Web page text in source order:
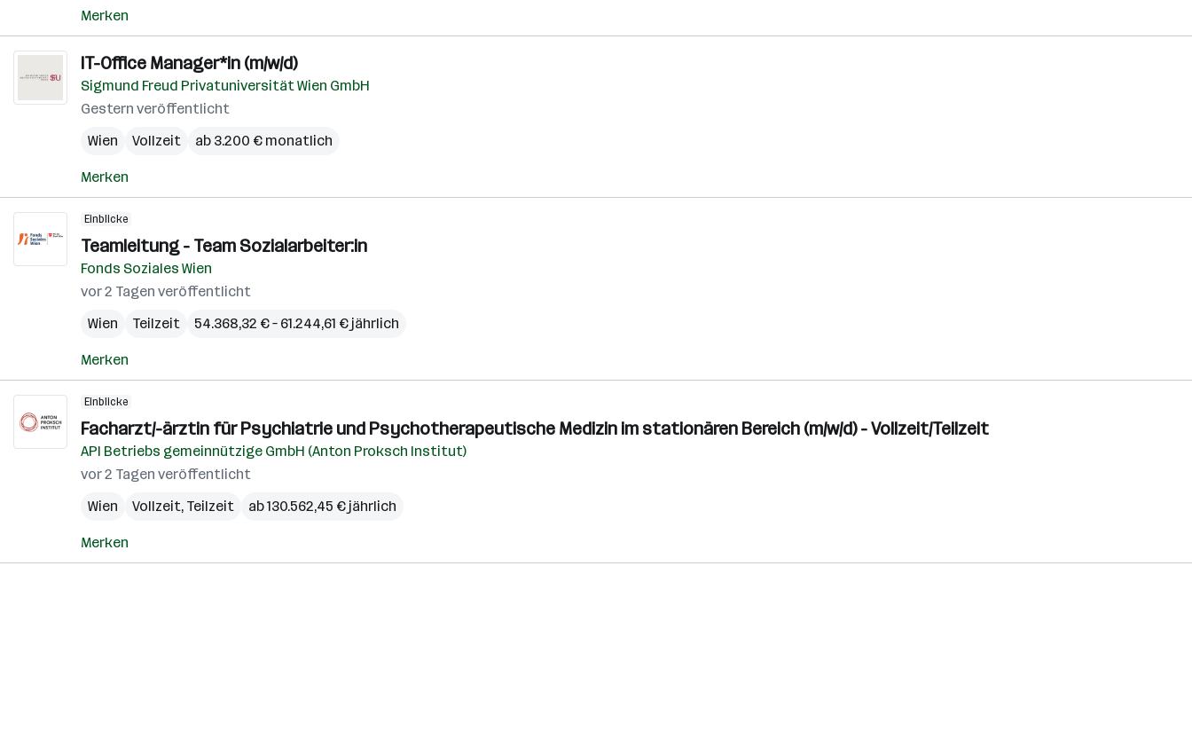
Merken
IT-Office Manager*in (m/w/d)
Sigmund Freud Privatuniversität Wien GmbH
Gestern veröffentlicht
Wien
Vollzeit ab 3.200 € monatlich
Merken
Einblicke
Teamleitung - Team Sozialarbeiter:in
Fonds Soziales Wien
vor 2 Tagen veröffentlicht
Wien
Teilzeit 54.368,32 € – 61.244,61 € jährlich
Merken
Einblicke
Facharzt/-ärztin für Psychiatrie und Psychotherapeutische Medizin im stationären Bereich (m/w/d) - Vollzeit/Teilzeit
API Betriebs gemeinnützige GmbH (Anton Proksch Institut)
vor 2 Tagen veröffentlicht
Wien
Vollzeit, Teilzeit ab 130.562,45 € jährlich
Merken